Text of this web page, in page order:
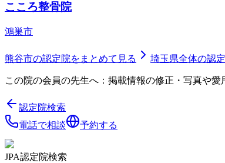
こころ整骨院
鴻巣市
熊谷市の認定院をまとめて見る 埼玉県全体の認
この院の会員の先生へ：掲載情報の修正・写真や愛
認定院検索
電話で相談
予約する
JPA認定院検索